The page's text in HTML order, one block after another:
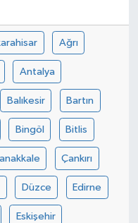
Ağrı
Antalya
Balıkesir Bartın
Bingöl Bitlis
Çankırı
Düzce Edirne
Eskişehir